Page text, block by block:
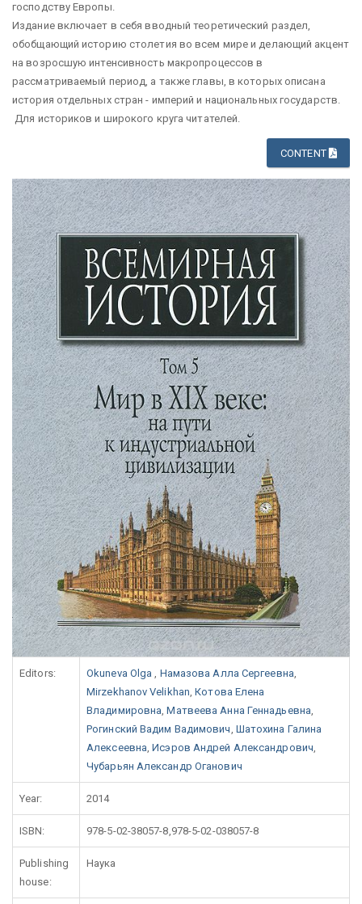
господству Европы.
Издание включает в себя вводный теоретический раздел,
обобщающий историю столетия во всем мире и делающий акцент
на возросшую интенсивность макропроцессов в
рассматриваемый период, а также главы, в которых описана
история отдельных стран - империй и национальных государств.
Для историков и широкого круга читателей.
CONTENT
Editors: Okuneva Olga Намазова Алла Сергеевна
Mirzekhanov Velikhan ,Котова Елена
Владимировна ,Матвеева Анна Геннадьевна
Рогинский Вадим Вадимович Шатохина Галина
Алексеевна ,Исэров Андрей Александрович
Чубарьян Александр Оганович
Year: 2014
ISBN: 978-5-02-38057-8,978-5-02-038057-8
Publishing
house:
Наука